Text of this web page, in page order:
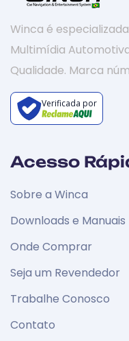
Winca é
Multimídia
Qualidade. Marca
Verificada por
Acesso
Sobre a Winca
Downloads e Manuais
Onde Comprar
Seja um Revendedor
Trabalhe Conosco
Contato